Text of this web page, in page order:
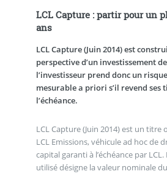
LCL Capture : partir pour un
ans
LCL Capture (Juin 2014) est
perspective d’un investissement
l’investisseur prend donc un
mesurable a priori s’il revend ses
l’échéance.
LCL Capture (Juin 2014) est un titre
LCL Emissions, véhicule ad hoc de
capital garanti à l’échéance par
utilisé désigne la valeur nominale